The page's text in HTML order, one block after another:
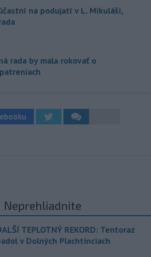
na podujatí v L. Mikuláši,
rada by mala rokovať o
Neprehliadnite
TEPLOTNÝ REKORD: Tentoraz
v Dolných Plachtinciach